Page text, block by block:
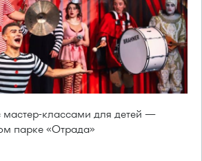
мастер-классами для детей —
парке «Отрада»